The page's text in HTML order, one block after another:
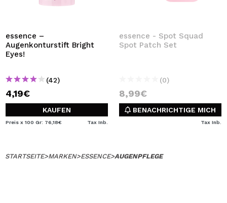
essence –
Augenkonturstift Bright
Eyes!
(42)
4,19€
KAUFEN
Preis x 100 Gr: 76,18€ Tax Inb.
essence - Spot Squad
Spot Patch Set
(0)
8,99€
BENACHRICHTIGE MICH
Tax Inb.
STARTSEITE>MARKEN>ESSENCE>AUGENPFLEGE